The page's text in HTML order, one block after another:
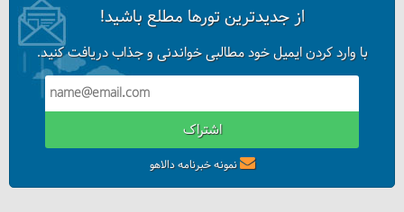
آرامش در سفرهای خارجی با نه گفتن
از جدیدترین تورها مطلع باشید!
با وارد کردن ایمیل خود مطالبی خواندنی و جذاب دریافت کنید.
اشتراک
نمونه خبرنامه دالاهو